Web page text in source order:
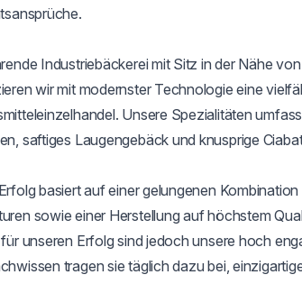
Industriebäckerei mit Sitz in der Nähe
wir mit modernster Technologie eine
Unsere Spezialitäten
saftiges Laugengebäck und knusprige
basiert auf einer gelungenen
sowie einer Herstellung auf höchstem
unseren Erfolg sind jedoch unsere hoch
tragen sie täglich dazu bei,